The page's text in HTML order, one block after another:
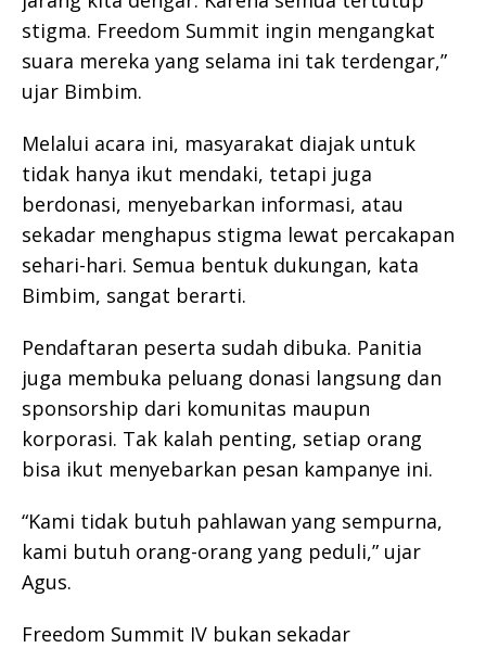
stigma. Freedom Summit ingin mengangkat
suara mereka yang selama ini tak terdengar,”
ujar Bimbim.
Melalui acara ini, masyarakat diajak untuk
tidak hanya ikut mendaki, tetapi juga
berdonasi, menyebarkan informasi, atau
sekadar menghapus stigma lewat percakapan
sehari-hari. Semua bentuk dukungan, kata
Bimbim, sangat berarti.
Pendaftaran peserta sudah dibuka. Panitia
juga membuka peluang donasi langsung dan
sponsorship dari komunitas maupun
korporasi. Tak kalah penting, setiap orang
bisa ikut menyebarkan pesan kampanye ini.
“Kami tidak butuh pahlawan yang sempurna,
kami butuh orang-orang yang peduli,” ujar
Agus.
Freedom Summit IV bukan sekadar